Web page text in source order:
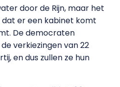
door de Rijn, maar het
er een kabinet komt
De democraten
verkiezingen van 22
en dus zullen ze hun